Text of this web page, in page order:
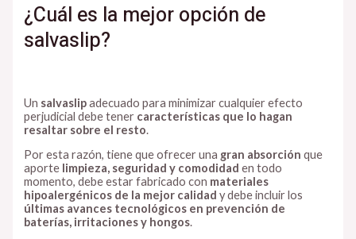
¿Cuál es la mejor opción de
salvaslip?
Un salvaslipadecuado para minimizar cualquier efecto
perjudicial debe tener características que lo hagan
resaltar sobre el resto.
Por esta razón, tiene que ofrecer una gran absorción que
aporte limpieza, seguridad y comodidad en todo
momento, debe estar fabricado con materiales
hipoalergénicos de la mejor calidad y debe incluir los
últimas avances tecnológicos en prevención de
baterías, irritaciones y hongos.